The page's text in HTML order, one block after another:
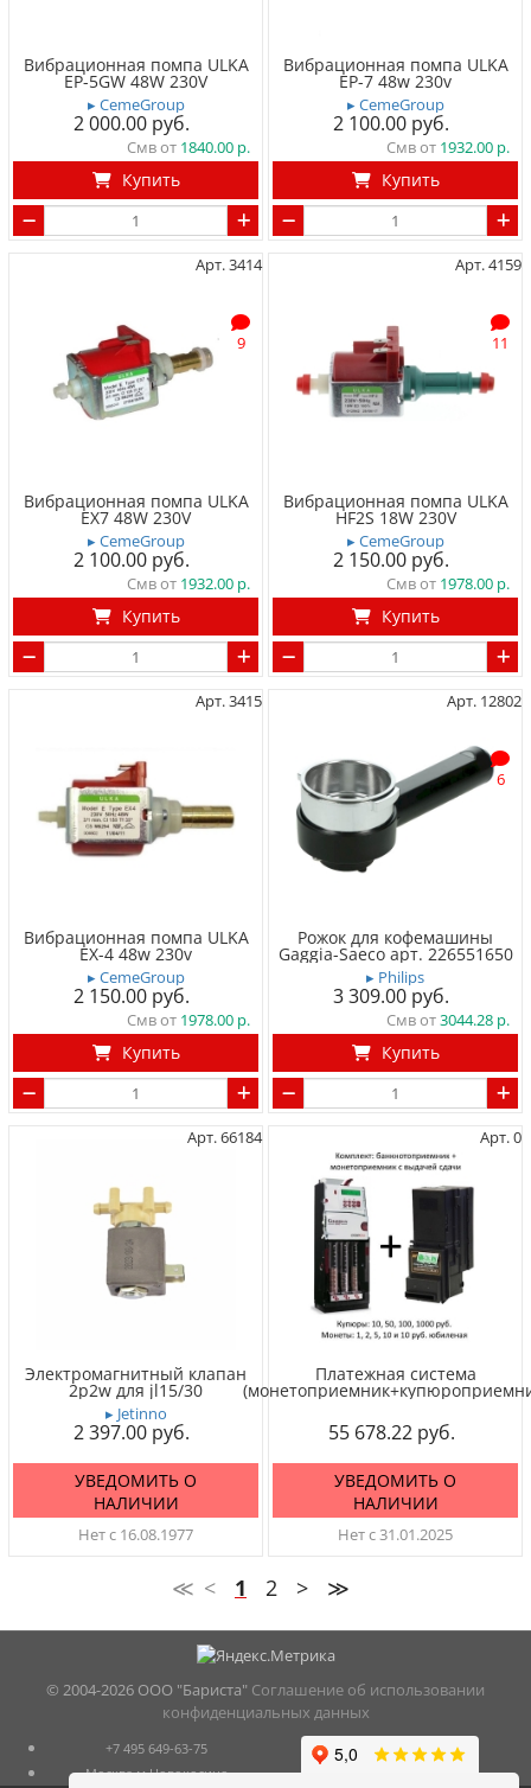
Вибрационная помпа ULKA
EP-5GW 48W 230V
▸ CemeGroup
2 000.00
Смв от 1840.00
Купить
Вибрационная помпа ULKA
EP-7 48w 230v
▸ CemeGroup
2 100.00
Смв от 1932.00
Купить
Арт. 3414
9
Вибрационная помпа ULKA
EX7 48W 230V
▸ CemeGroup
2 100.00
Смв от 1932.00
Купить
Арт. 4159
11
Вибрационная помпа ULKA
HF2S 18W 230V
▸ CemeGroup
2 150.00
Смв от 1978.00
Купить
Арт. 3415
Вибрационная помпа ULKA
EX-4 48w 230v
▸ CemeGroup
2 150.00
Смв от 1978.00
Купить
Арт. 12802
6
Рожок для кофемашины
Gaggia-Saeco арт. 226551650
▸ Philips
3 309.00
Смв от3044.28
Купить
Арт. 66184
Электромагнитный клапан
2p2w для jl15/30
▸ Jetinno
2 397.00
УВЕДОМИТЬ О
НАЛИЧИИ
Нет с 16.08.1977
Арт. 0
Платежная система
55 678.22
УВЕДОМИТЬ О
НАЛИЧИИ
Нет с 31.01.2025
≪ < 1 2 > ≫
© 2004-2026 ООО "Бариста" Соглашение об использовании
конфиденциальных данных
+7 495 649-63-75
Москва м.Новокосино